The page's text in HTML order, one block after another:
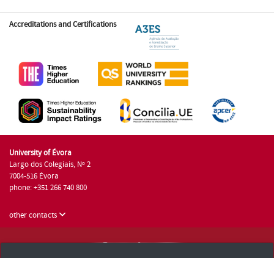
Accreditations and Certifications
University of Évora
Largo dos Colegiais, Nº 2
7004-516 Évora
phone: +351 266 740 800
other contacts